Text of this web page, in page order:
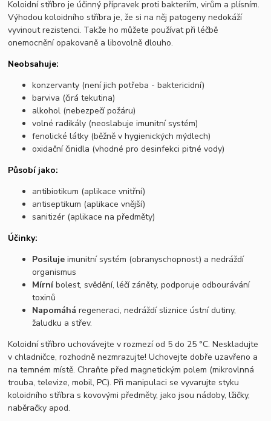
Koloidní stříbro je účinný přípravek proti bakteriím, virům a plísním.
Výhodou koloidního stříbra je, že si na něj patogeny nedokáží
vyvinout rezistenci. Takže ho můžete používat při léčbě
onemocnění opakovaně a libovolně dlouho.
Neobsahuje:
konzervanty (není jich potřeba - baktericidní)
barviva (čirá tekutina)
alkohol (nebezpečí požáru)
volné radikály (neoslabuje imunitní systém)
fenolické látky (běžně v hygienických mýdlech)
oxidační činidla (vhodné pro desinfekci pitné vody)
Působí jako:
antibiotikum (aplikace vnitřní)
antiseptikum (aplikace vnější)
sanitizér (aplikace na předměty)
Účinky:
Posiluje imunitní systém (obranyschopnost) a nedráždí
organismus
Mírníbolest, svědění, léčí záněty, podporuje odbourávání
toxinů
Napomáhá regeneraci, nedráždí sliznice ústní dutiny,
žaludku a střev.
Koloidní stříbro uchovávejte v rozmezí od 5 do 25 °C. Neskladujte
v chladničce, rozhodně nezmrazujte! Uchovejte dobře uzavřeno a
na temném místě. Chraňte před magnetickým polem (mikrovlnná
trouba, televize, mobil, PC). Při manipulaci se vyvarujte styku
koloidního stříbra s kovovými předměty, jako jsou nádoby, lžičky,
naběračky apod.